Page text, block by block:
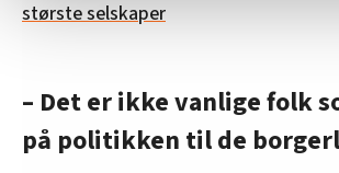
statistikk.
innenfor analyse og annonsering. Disse
oversikten lengre ned på denne siden.
største selskaper
– Det er ikke vanlige folk
på politikken til de